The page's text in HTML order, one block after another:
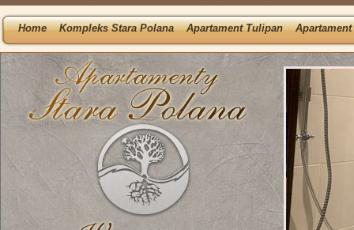
Home Kompleks Stara Polana Apartament Tulipan